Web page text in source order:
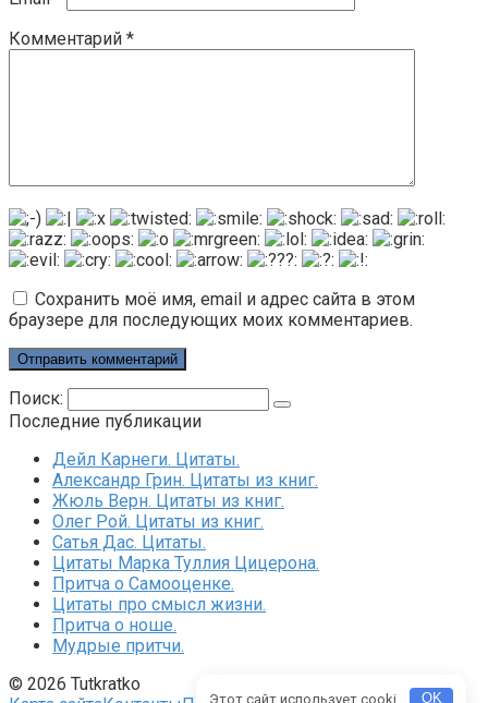
Комментарий *
Сохранить моё имя, email и адрес сайта в этом
браузере для последующих моих комментариев.
Поиск:
Последние публикации
Дейл Карнеги. Цитаты.
Александр Грин. Цитаты из книг.
Жюль Верн. Цитаты из книг.
Олег Рой. Цитаты из книг.
Сатья Дас. Цитаты.
Цитаты Марка Туллия Цицерона.
Притча о Самооценке.
Цитаты про смысл жизни.
Притча о ноше.
Мудрые притчи.
© 2026 Tutkratko
Этот сайт использует cooki. OK